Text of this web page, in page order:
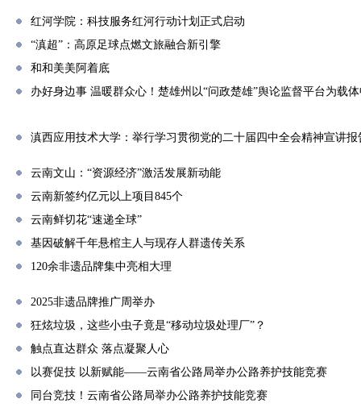
红河学院：科技服务红河行动计划正式启动
“滇超”：高原足球点燃文旅融合新引擎
和和美美阿着底
办好身边事 温暖群众心！楚雄州以“问政楚雄”舆论监督平台为载
滇西应用技术大学：举行学习贯彻党的二十届四中全会精神宣讲报
云南文山：“资源经济”激活发展新动能
云南新签约亿元以上项目845个
云南鲜切花“速递全球”
基因破解千年悬棺主人与现存人群遗传关系
120余非遗品牌集中亮相大理
2025非遗品牌推广周举办
狂炫垃圾，这些小虫子竟是“移动垃圾处理厂”？
触点直达群众 落点凝聚人心
以赛促技 以新赋能——云南省公路局举办公路养护技能竞赛
同台竞技！云南省公路局举办公路养护技能竞赛